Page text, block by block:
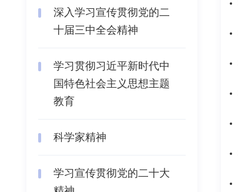
深入学习宣传贯彻党的二
十届三中全会精神
学习贯彻习近平新时代中
国特色社会主义思想主题
教育
科学家精神
学习宣传贯彻党的二十大